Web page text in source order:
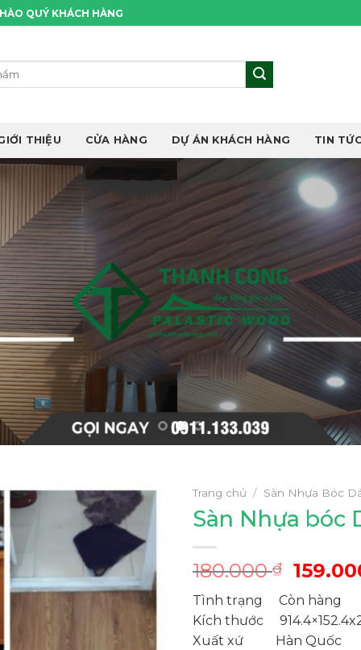
QUÝ KHÁCH HÀNG
THIỆU CỬA HÀNG DỰ ÁN KHÁCH HÀNG TIN
Trang chủ / Sàn Nhựa Bóc
Sàn Nhựa bóc
180.000₫
Giá
gốc
là:
Tình trạng Còn hàng
Kích thước
Xuất xứ Hàn Quốc